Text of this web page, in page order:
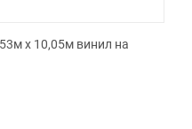
x 10,05м винил на